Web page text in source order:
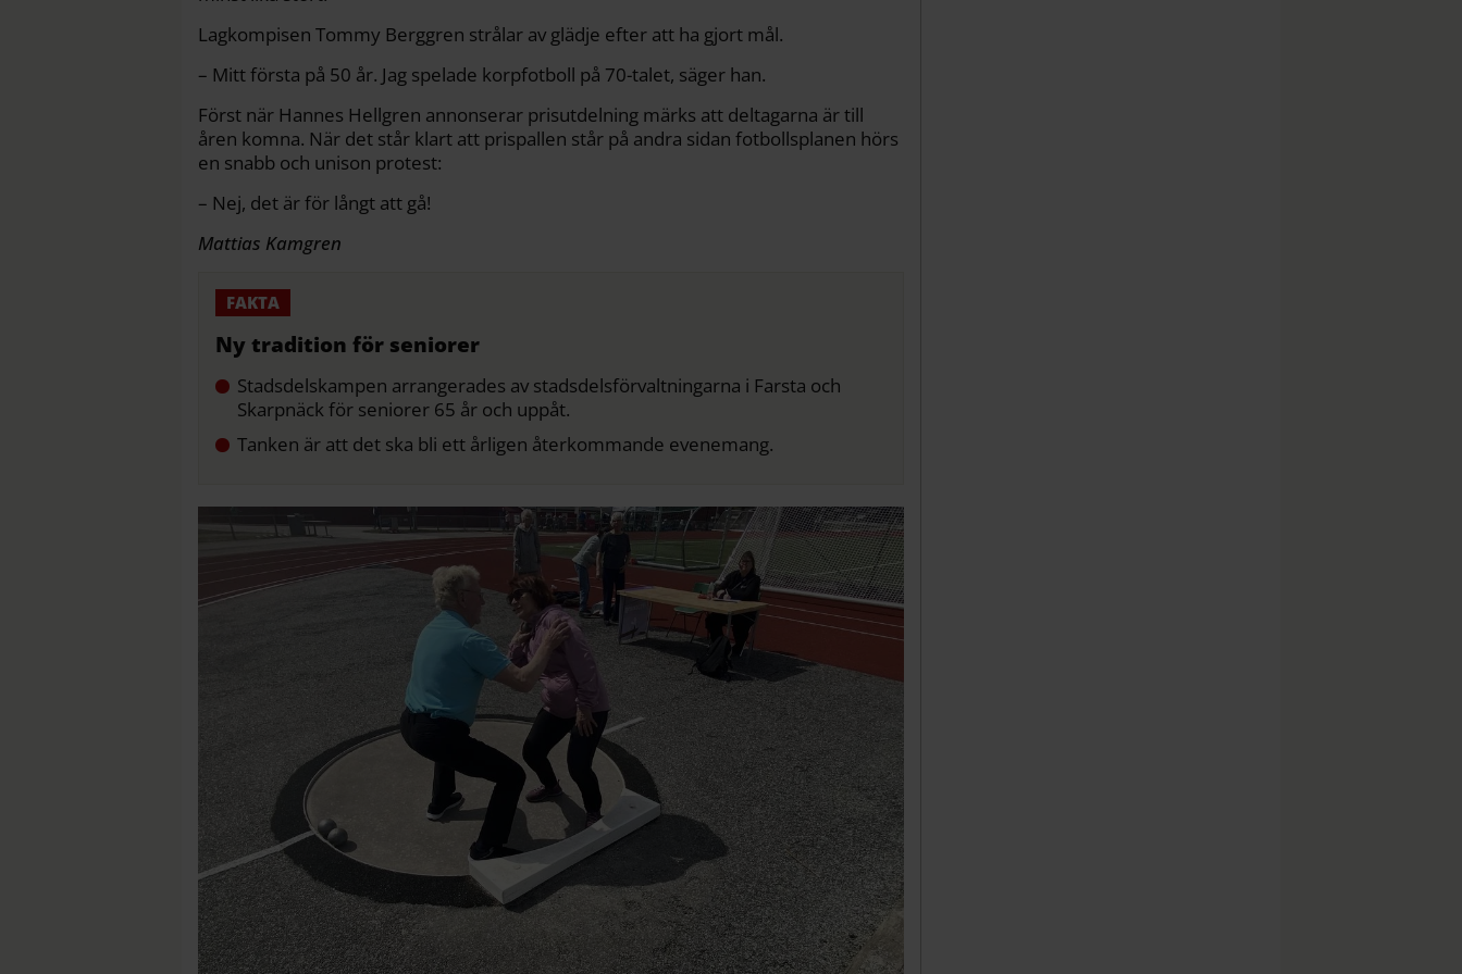
Lagkompisen Tommy Berggren strålar av glädje efter att ha gjort mål.
– Mitt första på 50 år. Jag spelade korpfotboll på 70-talet, säger han.
Först när Hannes Hellgren annonserar prisutdelning märks att deltagarna är till
åren komna. När det står klart att prispallen står på andra sidan fotbollsplanen hörs
en snabb och unison protest:
– Nej, det är för långt att gå!
Mattias Kamgren
Ny tradition för seniorer
Stadsdelskampen arrangerades av stadsdelsförvaltningarna i Farsta och
Skarpnäck för seniorer 65 år och uppåt.
Tanken är att det ska bli ett årligen återkommande evenemang.